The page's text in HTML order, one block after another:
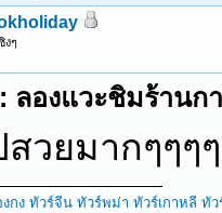
งๆ
ลองแวะชิมร้านก
สวยมากๆๆๆๆ
กง ทัวร์จีน ทัวร์พม่า ทัวร์เกาหลี ทัว